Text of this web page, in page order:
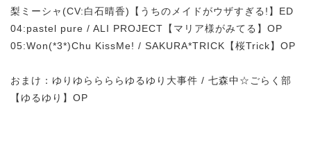
梨ミーシャ(CV:白石晴香)【うちのメイドがウザすぎる!】ED
04:pastel pure / ALI PROJECT【マリア様がみてる】OP
05:Won(*3*)Chu KissMe! / SAKURA*TRICK【桜Trick】OP
おまけ：ゆりゆららららゆるゆり大事件 / 七森中☆ごらく部
【ゆるゆり】OP